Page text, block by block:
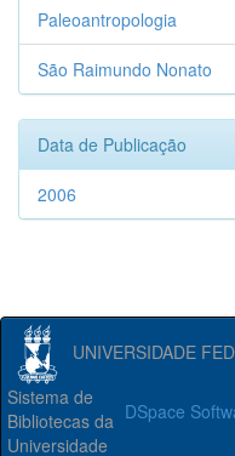
Paleoantropologia
São Raimundo Nonato
Data de Publicação
2006
UNIVERSIDADE
DSpace
Sistema de
Bibliotecas da
Universidade